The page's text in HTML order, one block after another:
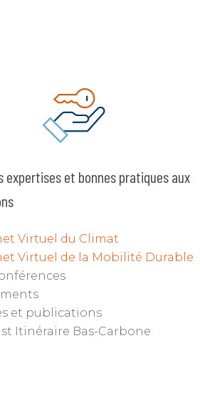
expertises et bonnes pratiques aux
Virtuel du Climat
Virtuel de la Mobilité Durable
et publications
Itinéraire Bas-Carbone